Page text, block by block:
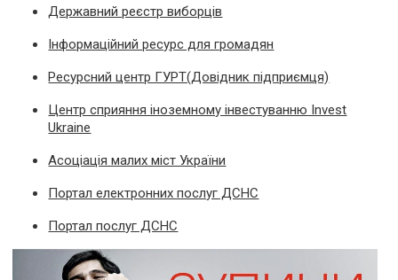
Державний реєстр виборців
Інформаційний ресурс для громадян
Ресурсний центр ГУРТ(Довідник підприємця)
Центр сприяння іноземному інвестуванню Invest
Ukraine
Асоціація малих міст України
Портал електронних послуг ДСНС
Портал послуг ДСНС